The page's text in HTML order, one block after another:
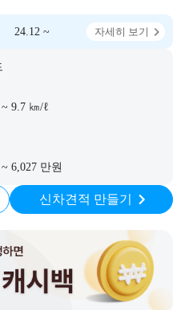
24.12 ~ 자세히 보기
9.7 ㎞/ℓ
6,027 만원
신차견적 만들기